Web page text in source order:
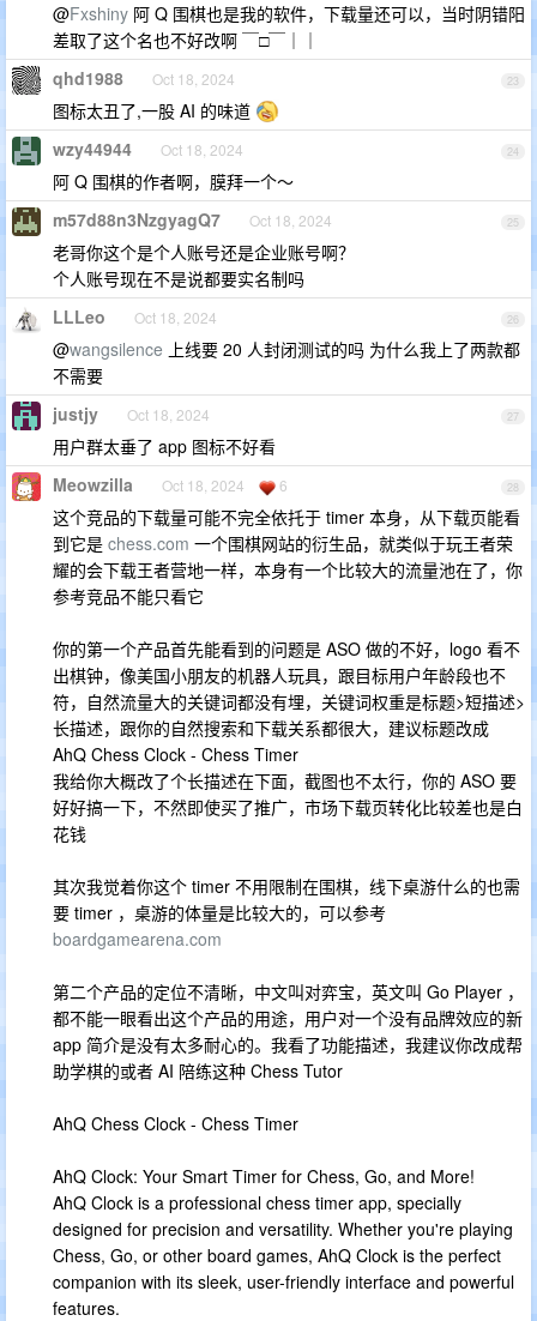
@Fxshiny 阿 Q 围棋也是我的软件，下载量还可以，当时阴错阳
差取了这个名也不好改啊 ￣□￣｜｜
23
qhd1988 Oct 18, 2024
图标太丑了,一股 AI 的味道
24
wzy44944 Oct 18, 2024
阿 Q 围棋的作者啊，膜拜一个～
25
m57d88n3NzgyagQ7 Oct 18, 2024
老哥你这个是个人账号还是企业账号啊？
个人账号现在不是说都要实名制吗
26
LLLeo Oct 18, 2024
@wangsilence 上线要 20 人封闭测试的吗 为什么我上了两款都
不需要
27
justjy Oct 18, 2024
用户群太垂了 app 图标不好看
28
Meowzilla Oct 18, 2024 6
这个竞品的下载量可能不完全依托于 timer 本身，从下载页能看
到它是 chess.com 一个围棋网站的衍生品，就类似于玩王者荣
耀的会下载王者营地一样，本身有一个比较大的流量池在了，你
参考竞品不能只看它
你的第一个产品首先能看到的问题是 ASO 做的不好，logo 看不
出棋钟，像美国小朋友的机器人玩具，跟目标用户年龄段也不
符，自然流量大的关键词都没有埋，关键词权重是标题>短描述>
长描述，跟你的自然搜索和下载关系都很大，建议标题改成
AhQ Chess Clock - Chess Timer
我给你大概改了个长描述在下面，截图也不太行，你的 ASO 要
好好搞一下，不然即使买了推广，市场下载页转化比较差也是白
花钱
其次我觉着你这个 timer 不用限制在围棋，线下桌游什么的也需
要 timer ，桌游的体量是比较大的，可以参考
boardgamearena.com
第二个产品的定位不清晰，中文叫对弈宝，英文叫 Go Player ，
都不能一眼看出这个产品的用途，用户对一个没有品牌效应的新
app 简介是没有太多耐心的。我看了功能描述，我建议你改成帮
助学棋的或者 AI 陪练这种 Chess Tutor
AhQ Chess Clock - Chess Timer
AhQ Clock: Your Smart Timer for Chess, Go, and More!
AhQ Clock is a professional chess timer app, specially
designed for precision and versatility. Whether you're playing
Chess, Go, or other board games, AhQ Clock is the perfect
companion with its sleek, user-friendly interface and powerful
features.